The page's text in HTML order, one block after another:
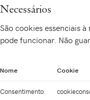
Necessários
São cookies essenciais
pode funcionar. Não
Nome Cookie
Consentimento